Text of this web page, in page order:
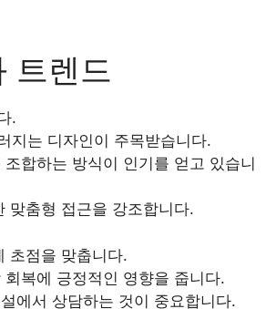
트렌드
.
지는 디자인이 주목받습니다.
합하는 방식이 인기를 얻고 있습니
맞춤형 접근을 강조합니다.
초점을 맞춥니다.
복에 긍정적인 영향을 줍니다.
에서 상담하는 것이 중요합니다.